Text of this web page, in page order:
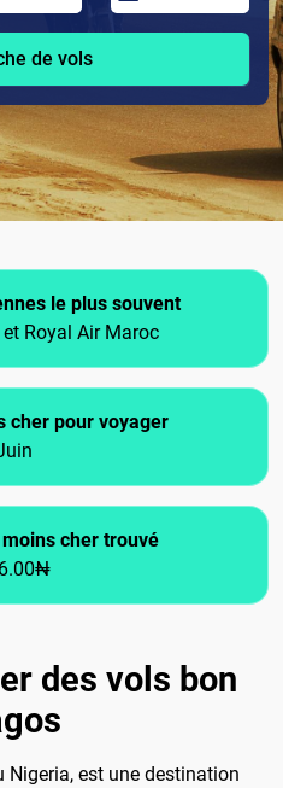
de vols
le plus souvent
Royal Air Maroc
cher pour voyager
cher trouvé
des vols bon
Nigeria, est une destination